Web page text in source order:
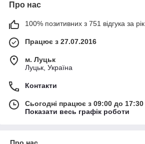
Про нас
100% позитивних з 751 відгука за рік
Працює з 27.07.2016
м. Луцьк
Луцьк, Україна
Контакти
Сьогодні працює з 09:00 до 17:30
Показати весь графік роботи